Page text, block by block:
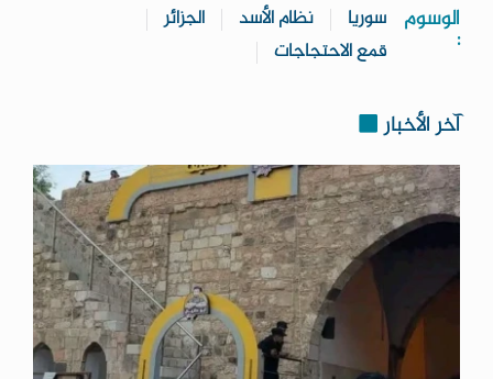
الوسوم
:
سوريا نظام الأسد
الجزائر
قمع الاحتجاجات
آخر الأخبار